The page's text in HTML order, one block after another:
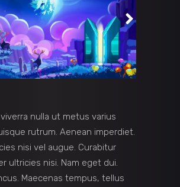
nulla ut metus varius
rutrum. Aenean imperdiet.
nisi vel augue. Curabitur
ultricies nisi. Nam eget dui.
Maecenas tempus, tellus